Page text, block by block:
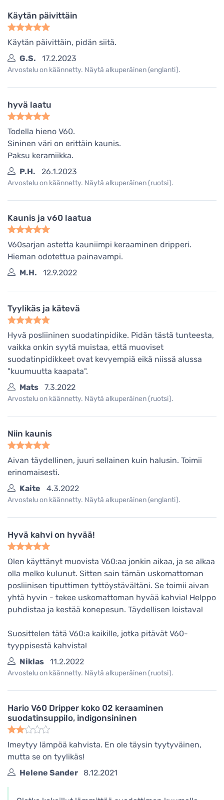
Käytän päivittäin
Käytän päivittäin, pidän siitä.
G.S.
17.2.2023
Arvostelu on käännetty. Näytä alkuperäinen (englanti).
hyvä laatu
Todella hieno V60.
Sininen väri on erittäin kaunis.
Paksu keramiikka.
P.H.
26.1.2023
Arvostelu on käännetty. Näytä alkuperäinen (ruotsi).
Kaunis ja v60 laatua
V60sarjan astetta kauniimpi keraaminen dripperi.
Hieman odotettua painavampi.
M.H.
12.9.2022
Tyylikäs ja kätevä
Hyvä posliininen suodatinpidike. Pidän tästä tunteesta,
vaikka onkin syytä muistaa, että muoviset
suodatinpidikkeet ovat kevyempiä eikä niissä alussa
"kuumuutta kaapata".
Mats
7.3.2022
Arvostelu on käännetty. Näytä alkuperäinen (ruotsi).
Niin kaunis
Aivan täydellinen, juuri sellainen kuin halusin. Toimii
erinomaisesti.
Kaite
4.3.2022
Arvostelu on käännetty. Näytä alkuperäinen (englanti).
Hyvä kahvi on hyvää!
Olen käyttänyt muovista V60:aa jonkin aikaa, ja se alkaa
olla melko kulunut. Sitten sain tämän uskomattoman
posliinisen tiputtimen tyttöystävältäni. Se toimii aivan
yhtä hyvin - tekee uskomattoman hyvää kahvia! Helppo
puhdistaa ja kestää konepesun. Täydellisen loistava!
Suosittelen tätä V60:a kaikille, jotka pitävät V60-
tyyppisestä kahvista!
Niklas
11.2.2022
Arvostelu on käännetty. Näytä alkuperäinen (ruotsi).
Hario V60 Dripper koko 02 keraaminen
suodatinsuppilo, indigonsininen
Imeytyy lämpöä kahvista. En ole täysin tyytyväinen,
mutta se on tyylikäs!
Helene Sander
8.12.2021